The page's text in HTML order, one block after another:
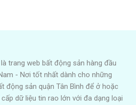
trang web bất động sản hàng đầu
- Nơi tốt nhất dành cho những
động sản quận Tân Bình để ở hoặc
dữ liệu tin rao lớn với đa dạng loại